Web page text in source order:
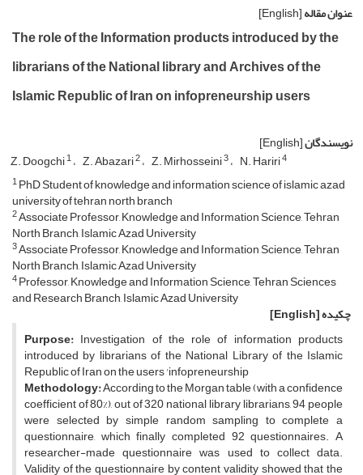
عنوان مقاله[English]
The role of the Information products introduced by the
librarians of the National library and Archives of the
Islamic Republic of Iran on infopreneurship users
نویسندگان[English]
Z. Doogchi1 Z. Abazari2 Z. Mirhosseini3 N. Hariri4
1PhD Student of knowledge and information science of islamic azad
university of tehran north branch
2Associate Professor, Knowledge and Information Science, Tehran
North Branch, Islamic Azad University
3Associate Professor, Knowledge and Information Science, Tehran
North Branch, Islamic Azad University
4Professor, Knowledge and Information Science, Tehran Sciences
and Research Branch, Islamic Azad University
چکیده[English]
Purpose: Investigation of the role of information products
introduced by librarians of the National Library of the Islamic
Republic of Iran on the users 'infopreneurship
Methodology:According to the Morgan table (with a confidence
coefficient of 80%), out of 320 national library librarians, 94 people
were selected by simple random sampling to complete a
questionnaire, which finally completed 92 questionnaires. A
researcher-made questionnaire was used to collect data.
Validity of the questionnaire by content validity showed that the